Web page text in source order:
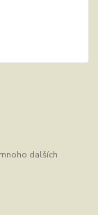
dalších